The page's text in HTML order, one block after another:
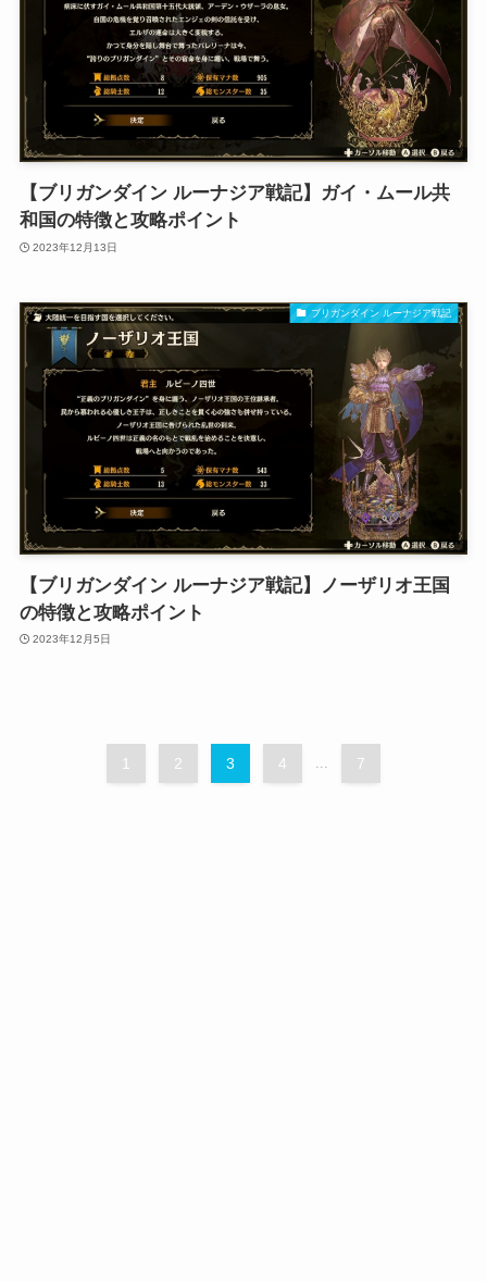
【ブリガンダイン ルーナジア戦記】ガイ・ムール共
和国の特徴と攻略ポイント
2023年12月13日
ブリガンダイン ルーナジア戦記
【ブリガンダイン ルーナジア戦記】ノーザリオ王国
の特徴と攻略ポイント
2023年12月5日
1 2 3 4 7